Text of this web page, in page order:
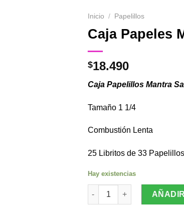
Inicio / Papelillos
Caja Papeles
$18.490
Caja Papelillos Mantra
Tamaño 1 1/4
Combustión Lenta
25 Libritos de 33 Papelillos
Hay existencias
Caja Papeles Mantra Uva